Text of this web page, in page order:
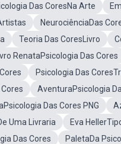
Das CoresNa Arte
NeurociênciaDas
Teoria Das CoresLivro
RenataPsicologia Das Cores
Psicologia Das
AventuraPsicologia
aPsicologia Das Cores PNG
Uma Livraria
Eva
Das Cores
PaletaDa